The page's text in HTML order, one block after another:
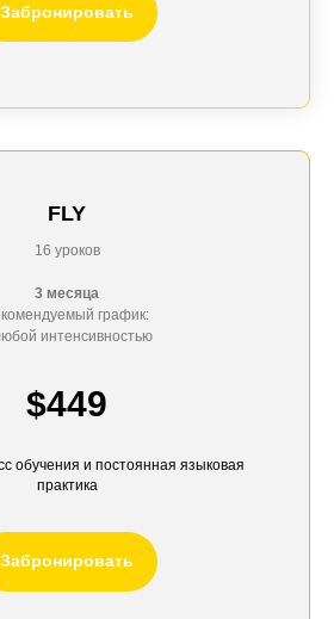
Забронировать
FLY
16 уроков
3 месяца
график:
интенсивностью
$449
обучения и постоянная языковая
практика
Забронировать